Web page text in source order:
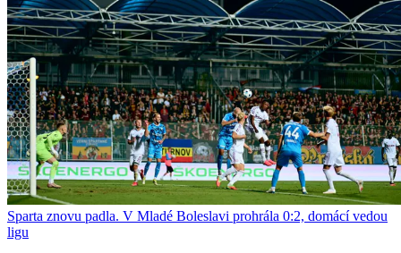
Sparta znovu padla. V Mladé Boleslavi prohrála 0:2, domácí vedou
ligu